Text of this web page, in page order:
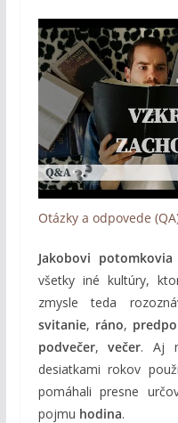
Jakobovi potomkovia
všetky iné kultúry,
zmysle teda
svitanie, ráno,
podvečer,večer. Aj
desiatkami rokov
pomáhali presne
pojmu hodina.